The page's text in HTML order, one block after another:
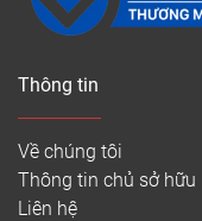
Thông tin
Về chúng tôi
Thông tin chủ sở hữu
Liên hệ